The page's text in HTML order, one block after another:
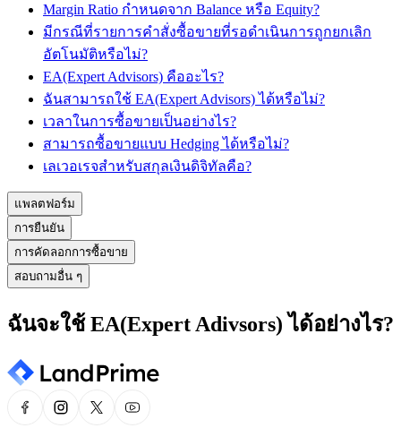
Margin Ratio กำหนดจาก Balance หรือ Equity?
มีกรณีที่รายการคำสั่งซื้อขายที่รอดำเนินการถูกยกเลิก
อัตโนมัติหรือไม่?
EA(Expert Advisors) คืออะไร?
ฉันสามารถใช้ EA(Expert Advisors) ได้หรือไม่?
เวลาในการซื้อขายเป็นอย่างไร?
สามารถซื้อขายแบบ Hedging ได้หรือไม่?
เลเวอเรจสำหรับสกุลเงินดิจิทัลคือ?
แพลตฟอร์ม
การยืนยัน
การคัดลอกการซื้อขาย
สอบถามอื่น ๆ
ฉันจะใช้ EA(Expert Adivsors) ได้อย่างไร?